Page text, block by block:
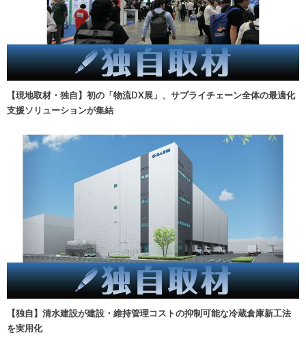
【現地取材・独自】初の「物流DX展」、サプライチェーン全体の最適化
支援ソリューションが集結
【独自】清水建設が建設・維持管理コストの抑制可能な冷蔵倉庫新工法
を実用化